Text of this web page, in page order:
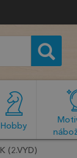
Hobby
(2.VYD)